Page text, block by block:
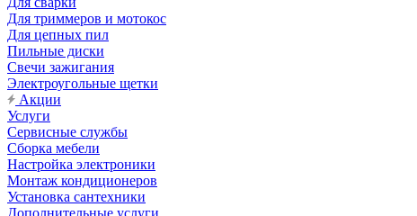
Для триммеров и мотокос
Для цепных пил
Пильные диски
Свечи зажигания
Электроугольные щетки
Акции
Услуги
Сервисные службы
Сборка мебели
Настройка электроники
Монтаж кондиционеров
Установка сантехники
Дополнительные услуги